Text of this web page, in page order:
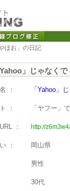
ほお」の日記
Yahoo」じゃなく
： 「Yahoo」
： 「ヤフー」
： http://
： 岡山県
男性
30代